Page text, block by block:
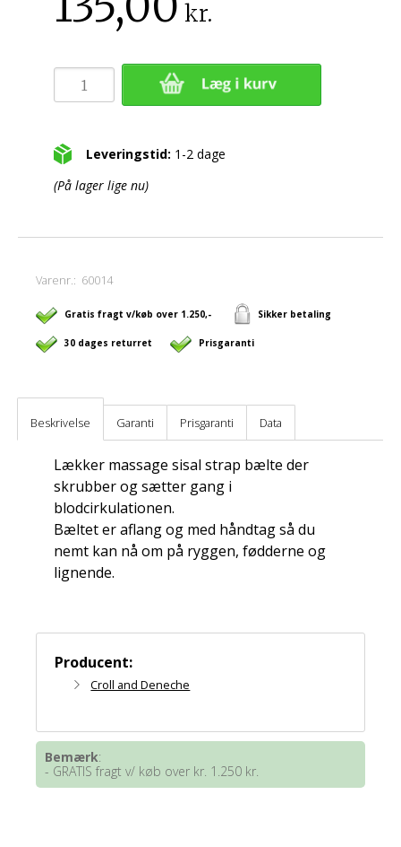
kr.
Leveringstid: 1-2 dage
(På lager lige nu)
Varenr.: 60014
Gratis fragt v/køb over 1.250,- Sikker betaling
30 dages returret Prisgaranti
Beskrivelse Garanti Prisgaranti Data
Lækker massage sisal strap bælte der
skrubber og sætter gang i
blodcirkulationen.
Bæltet er aflang og med håndtag så du
nemt kan nå om på ryggen, fødderne og
lignende.
Producent:
Croll and Deneche
Bemærk:
- GRATIS fragt v/ køb over kr. 1.250 kr.